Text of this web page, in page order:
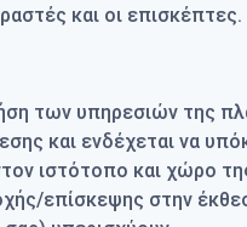
και οι επισκέπτες.
των υπηρεσιών της
και ενδέχεται να
ιστότοπο και χώρο
επίσκεψης στην